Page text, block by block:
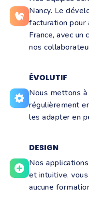
Nancy. Le
facturation
France, avec
nos
ÉVOLUTIF
Nous mettons
régulièrement
les adapter en
DESIGN
Nos
et intuitive,
aucune